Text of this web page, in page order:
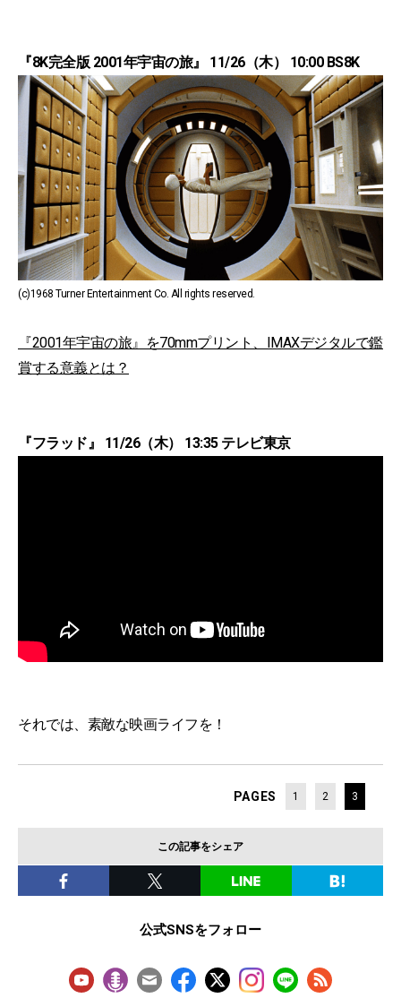
『8K完全版 2001年宇宙の旅』 11/26（木） 10:00 BS8K
(c)1968 Turner Entertainment Co. All rights reserved.
『2001年宇宙の旅』を70mmプリント、IMAXデジタルで鑑
賞する意義とは？
『フラッド』 11/26（木） 13:35 テレビ東京
それでは、素敵な映画ライフを！
PAGES 1 2 3
この記事をシェア
公式SNSをフォロー